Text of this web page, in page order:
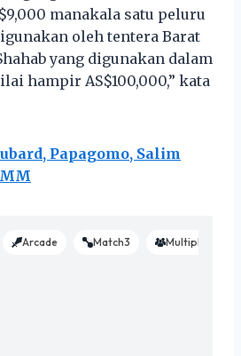
manakala satu peluru
oleh tentera Barat
yang digunakan dalam
hampir AS$100,000,” kata
Papagomo, Salim